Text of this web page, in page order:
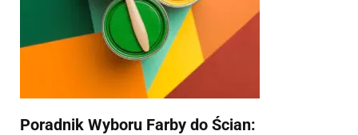
Poradnik Wyboru Farby do Ścian: